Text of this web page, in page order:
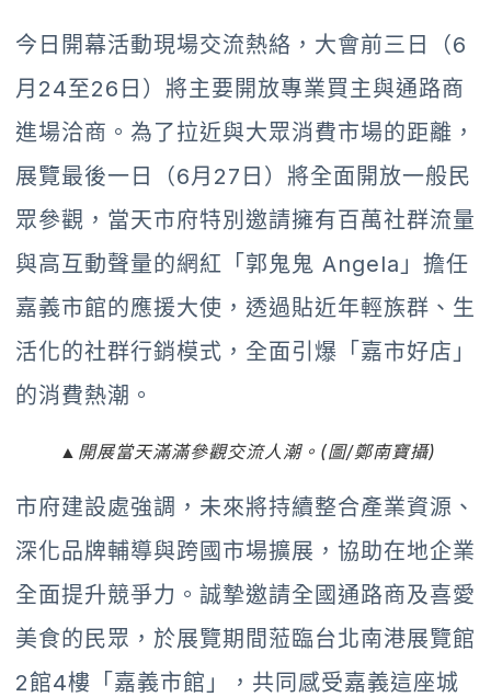
今日開幕活動現場交流熱絡，大會前三日（6
月24至26日）將主要開放專業買主與通路商
進場洽商。為了拉近與大眾消費市場的距離，
展覽最後一日（6月27日）將全面開放一般民
眾參觀，當天市府特別邀請擁有百萬社群流量
與高互動聲量的網紅「郭鬼鬼 Angela」擔任
嘉義市館的應援大使，透過貼近年輕族群、生
活化的社群行銷模式，全面引爆「嘉市好店」
的消費熱潮。
▲開展當天滿滿參觀交流人潮。(圖/鄭南寶攝)
市府建設處強調，未來將持續整合產業資源、
深化品牌輔導與跨國市場擴展，協助在地企業
全面提升競爭力。誠摯邀請全國通路商及喜愛
美食的民眾，於展覽期間蒞臨台北南港展覽館
2館4樓「嘉義市館」，共同感受嘉義這座城